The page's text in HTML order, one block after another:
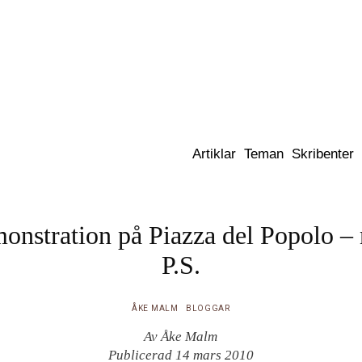
Artiklar Teman Skribenter
på Piazza del Popolo –
P.S.
ÅKE MALM BLOGGAR
Av Åke Malm
Publicerad 14 mars 2010